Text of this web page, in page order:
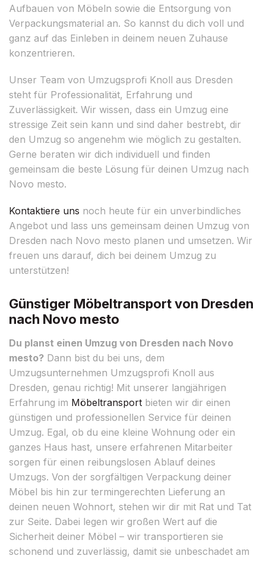
Aufbauen von Möbeln sowie die Entsorgung von
Verpackungsmaterial an. So kannst du dich voll und
ganz auf das Einleben in deinem neuen Zuhause
konzentrieren.
Unser Team von Umzugsprofi Knoll aus Dresden
steht für Professionalität, Erfahrung und
Zuverlässigkeit. Wir wissen, dass ein Umzug eine
stressige Zeit sein kann und sind daher bestrebt, dir
den Umzug so angenehm wie möglich zu gestalten.
Gerne beraten wir dich individuell und finden
gemeinsam die beste Lösung für deinen Umzug nach
Novo mesto.
Kontaktiere uns noch heute für ein unverbindliches
Angebot und lass uns gemeinsam deinen Umzug von
Dresden nach Novo mesto planen und umsetzen. Wir
freuen uns darauf, dich bei deinem Umzug zu
unterstützen!
Günstiger Möbeltransport von Dresden
nach Novo mesto
Du planst einen Umzug von Dresden nach Novo
mesto? Dann bist du bei uns, dem
Umzugsunternehmen Umzugsprofi Knoll aus
Dresden, genau richtig! Mit unserer langjährigen
Erfahrung im Möbeltransport bieten wir dir einen
günstigen und professionellen Service für deinen
Umzug. Egal, ob du eine kleine Wohnung oder ein
ganzes Haus hast, unsere erfahrenen Mitarbeiter
sorgen für einen reibungslosen Ablauf deines
Umzugs. Von der sorgfältigen Verpackung deiner
Möbel bis hin zur termingerechten Lieferung an
deinen neuen Wohnort, stehen wir dir mit Rat und Tat
zur Seite. Dabei legen wir großen Wert auf die
Sicherheit deiner Möbel – wir transportieren sie
schonend und zuverlässig, damit sie unbeschadet am